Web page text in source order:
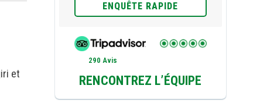
et
ENQUÊTE RAPIDE
290 Avis
RENCONTREZ L’ÉQUIPE